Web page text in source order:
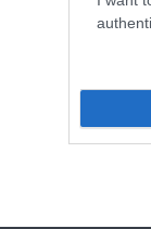
langyosan a
megszórva